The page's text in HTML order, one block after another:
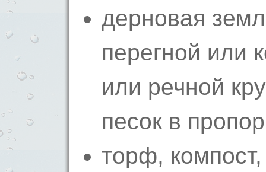
дерновая
перегной или
или речной
песок в
торф,